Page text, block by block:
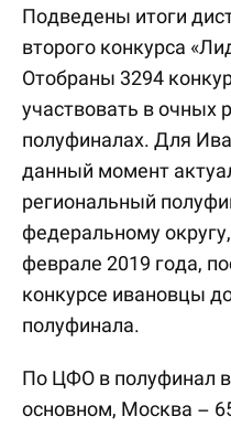
Подведены итоги
второго конкурса
Отобраны 3294
участвовать в очных
полуфиналах. Для
данный момент
региональный
федеральному
феврале 2019 года,
конкурсе ивановцы
полуфинала.
По ЦФО в полуфинал
основном, Москва –